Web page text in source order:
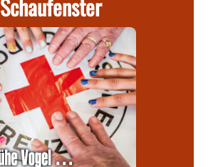
Schaufenster